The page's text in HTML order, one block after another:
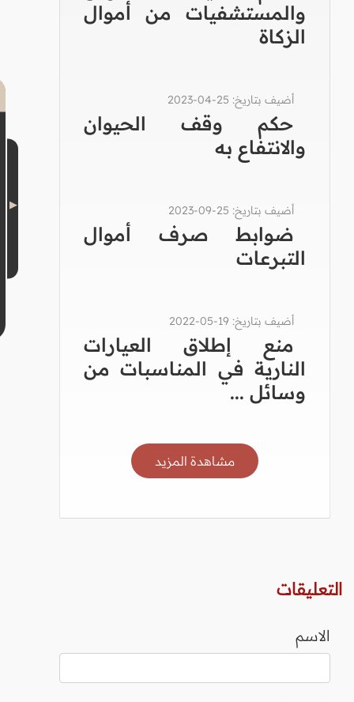
والمستشفيات من أموال
الزكاة
أضيف بتاريخ: 25-04-2023
حكم وقف الحيوان
والانتفاع به
أضيف بتاريخ: 25-09-2023
ضوابط صرف أموال
التبرعات
أضيف بتاريخ: 19-05-2022
منع إطلاق العيارات
النارية في المناسبات من
وسائل ...
مشاهدة المزيد
التعليقات
الاسم